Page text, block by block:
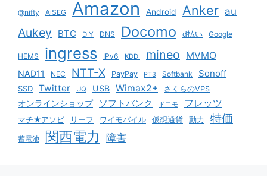
@nifty AiSEG Amazon Android Anker au
Aukey BTC DIY DNS Docomo d払い Google
HEMS ingress IPv6 KDDI mineo MVMO
NAD11 NEC NTT-X PayPay PT3 Softbank Sonoff
SSD Twitter UQ USB Wimax2+ さくらのVPS
オンラインショップ ソフトバンク ドコモ フレッツ
マチ★アソビ リーフ ワイモバイル 仮想通貨 動力 特価
蓄電池 関西電力 障害